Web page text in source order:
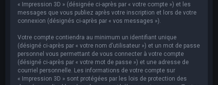
« Impression 3D » (désignée ci-après par « votre compte ») et les
messages que vous publiez après votre inscription et lors de votre
connexion (désignés ci-après par « vos messages »).
Votre compte contiendra au minimum un identifiant unique
(désigné ci-après par « votre nom d’utilisateur ») et un mot de passe
personnel vous permettant de vous connecter à votre compte
(désigné ci-après par « votre mot de passe ») et une adresse de
courriel personnelle. Les informations de votre compte sur
« Impression 3D » sont protégées par les lois de protection des